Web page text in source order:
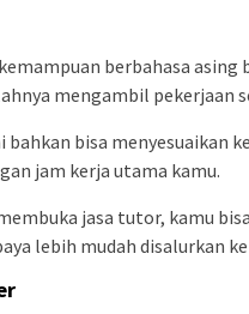
berbahasa
mengambil pekerjaan
bahkan bisa menyesuaikan
jam kerja utama kamu.
jasa tutor, kamu
lebih mudah disalurkan ke